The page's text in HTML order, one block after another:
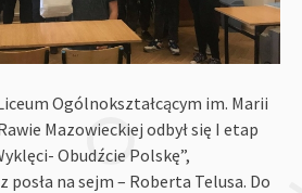
Ogólnokształcącym im. Marii
Mazowieckiej odbył się I etap
Obudźcie Polskę”,
na sejm – Roberta Telusa. Do